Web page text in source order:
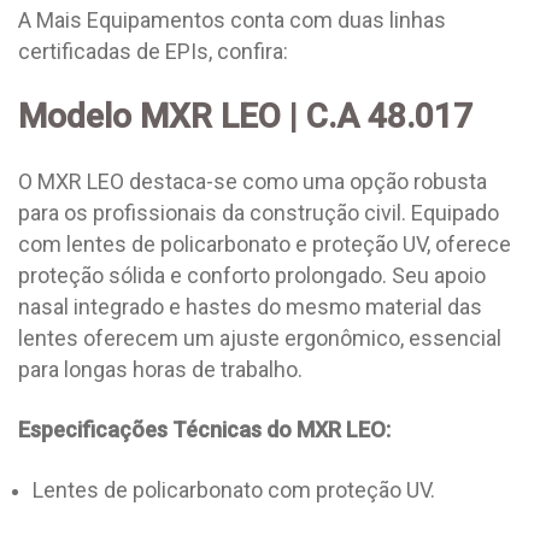
A Mais Equipamentos conta com duas linhas
certificadas de EPIs, confira:
Modelo MXR LEO | C.A 48.017
O MXR LEO destaca-se como uma opção robusta
para os profissionais da construção civil. Equipado
com lentes de policarbonato e proteção UV, oferece
proteção sólida e conforto prolongado. Seu apoio
nasal integrado e hastes do mesmo material das
lentes oferecem um ajuste ergonômico, essencial
para longas horas de trabalho.
Especificações Técnicas do MXR LEO:
Lentes de policarbonato com proteção UV.